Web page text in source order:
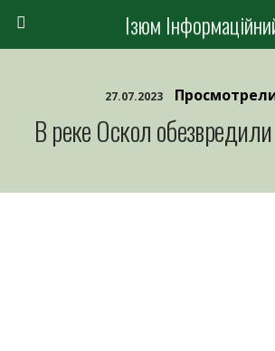
Ізюм
27.07.2023
В реке Оскол